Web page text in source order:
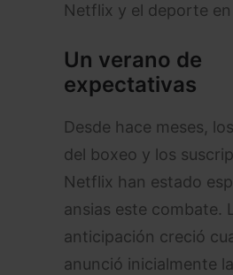
Netflix y el deporte
Un verano de
expectativas
Desde hace meses,
del boxeo y los
Netflix han estado
ansias este combate.
anticipación creció
anunció inicialmente